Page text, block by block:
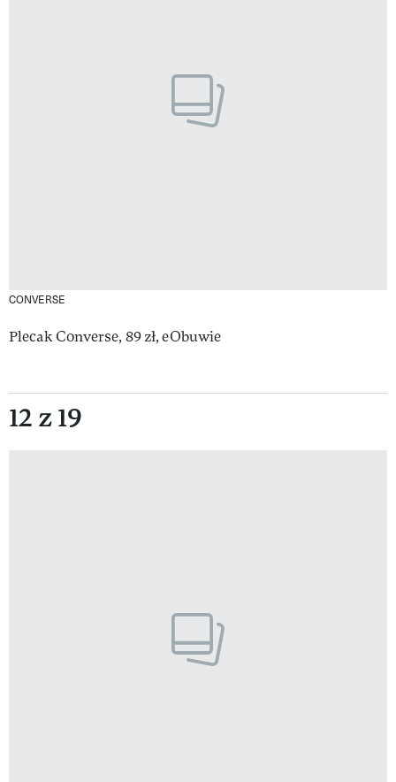
CONVERSE
Plecak Converse, 89 zł, eObuwie
12 z 19